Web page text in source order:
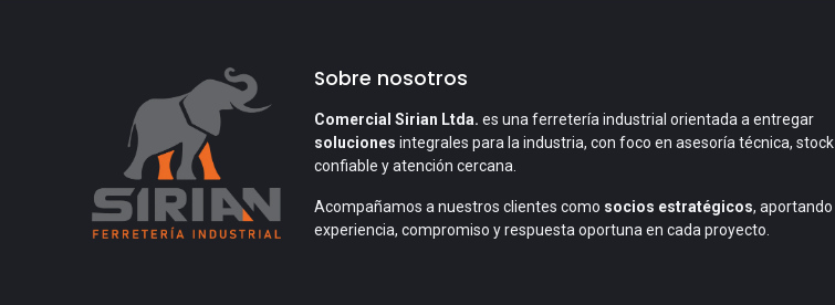
Sobre nosotros
Comercial Sirian Ltda. es una ferretería industrial orientada a entregar
soluciones integrales para la industria, con foco en asesoría técnica, stock
confiable y atención cercana.
Acompañamos a nuestros clientes como socios estratégicos, aportando
experiencia, compromiso y respuesta oportuna en cada proyecto.